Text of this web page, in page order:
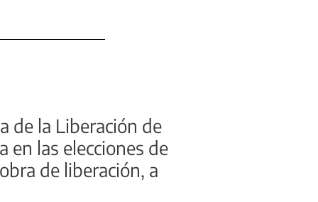
de la Liberación de
en las elecciones de
de liberación, a